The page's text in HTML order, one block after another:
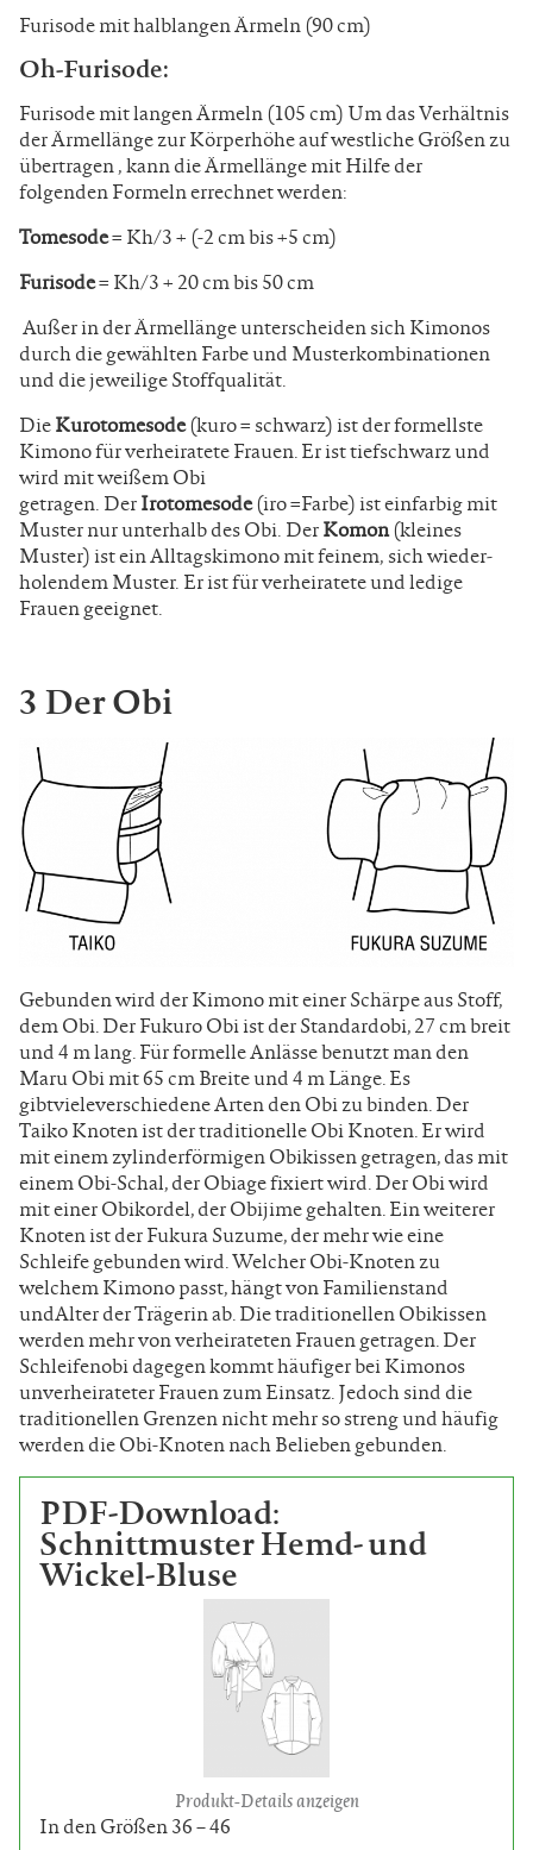
Furisode mit halblangen Ärmeln (90 cm)
Oh-Furisode:
Furisode mit langen Ärmeln (105 cm) Um das Verhältnis
der Ärmellänge zur Körperhöhe auf westliche Größen zu
übertragen,kann die Ärmellänge mit Hilfe der
folgenden Formeln errechnet werden:
Tomesode= Kh/3 + (-2 cm bis +5 cm)
Furisode= Kh/3+ 20 cm bis 50 cm
Außer in der Ärmellänge unterscheiden sich Kimonos
durch die gewählten Farbe­ und Musterkombinationen
und die jeweilige Stoffqualität.
DieKurotomesode(kuro=schwarz) istder formellste
Kimono für verheiratete Frauen. Er ist tiefschwarz und
wird mit weißem Obi
getragen. DerIrotomesode(iro =Farbe) ist einfarbig mit
Muster nur unterhalb des Obi. DerKomon(kleines
Muster) ist ein Alltagskimono mit feinem,sich wieder­
holendem Muster. Er ist für verheiratete und ledige
Frauen geeignet.
3 Der Obi
Gebunden wird der Kimono mit einer Schärpe aus Stoff,
dem Obi. Der Fukuro Obi ist der Standardobi, 27 cm breit
und 4 m lang. Für formelle Anlässe benutzt man den
Maru Obi mit 65 cm Breite und 4 m Länge. Es
gibtvieleverschiedene Arten den Obi zu binden. Der
Taiko Knoten ist der traditionelle Obi­ Knoten. Er wird
mit einem zylinderförmigen Obikissen getragen, das mit
einem Obi-Schal, der Obiage fixiert wird. Der Obi wird
mit einer Obikordel, der Obijime gehalten. Ein weiterer
Knoten ist der Fukura Suzume, der mehr wie eine
Schleife gebunden wird. Welcher Obi-Knoten zu
welchem Kimono passt, hängt von Familienstand
undAlter der Trägerin ab. Die traditionellen Obikissen
werden mehr von verheirateten Frauen getragen. Der
Schleifenobi dagegen kommt häufiger bei Kimonos
unverheirateter Frauen zum Einsatz. Jedoch sind die
traditionellen Grenzen nicht mehr so streng und häufig
werden die Obi-Knoten nach Belieben gebunden.
PDF-Download:
Schnittmuster Hemd- und
Wickel-Bluse
Produkt-Details anzeigen
In den Größen 36 – 46